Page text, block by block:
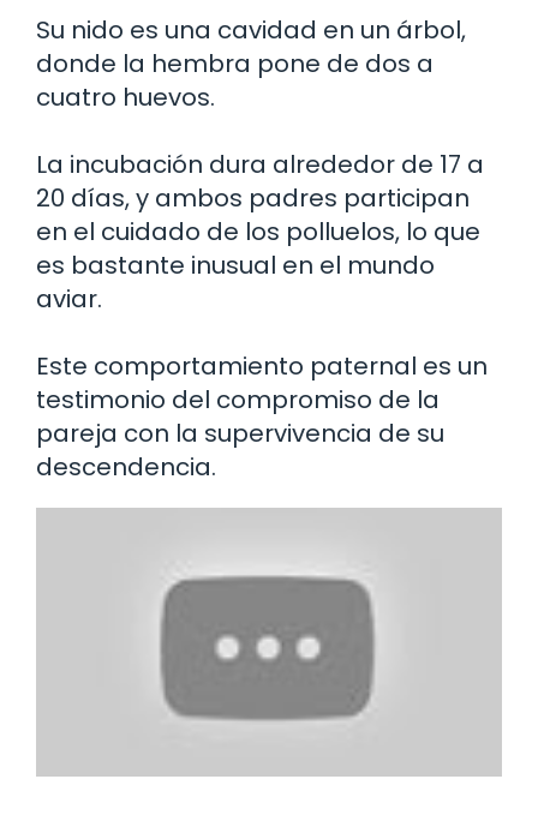
Su nido es una cavidad en un árbol,
donde la hembra pone de dos a
cuatro huevos.
La incubación dura alrededor de 17 a
20 días, y ambos padres participan
en el cuidado de los polluelos, lo que
es bastante inusual en el mundo
aviar.
Este comportamiento paternal es un
testimonio del compromiso de la
pareja con la supervivencia de su
descendencia.